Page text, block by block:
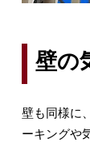
壁の
壁も同様に
ーキングや